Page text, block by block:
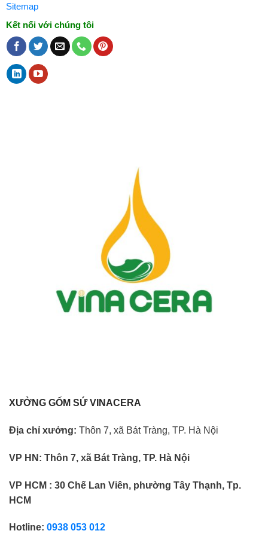
Sitemap
Kết nối với chúng tôi
XƯỞNG GỐM SỨ VINACERA
Địa chỉ xưởng: Thôn 7, xã Bát Tràng, TP. Hà Nội
VP HN: Thôn 7, xã Bát Tràng, TP. Hà Nội
VP HCM : 30 Chế Lan Viên, phường Tây Thạnh, Tp.
HCM
Hotline: 0938 053 012